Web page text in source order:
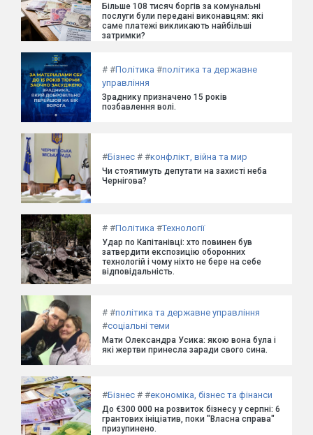
Більше 108 тисяч боргів за комунальні
послуги були передані виконавцям: які
саме платежі викликають найбільші
затримки?
# #Політика #політика та державне
управління
Зраднику призначено 15 років
позбавлення волі.
#Бізнес # #конфлікт, війна та мир
Чи стоятимуть депутати на захисті неба
Чернігова?
# #Політика #Технології
Удар по Капітанівці: хто повинен був
затвердити експозицію оборонних
технологій і чому ніхто не бере на себе
відповідальність.
# #політика та державне управління
#соціальні теми
Мати Олександра Усика: якою вона була і
які жертви принесла заради свого сина.
#Бізнес # #економіка, бізнес та фінанси
До €300 000 на розвиток бізнесу у серпні: 6
грантових ініціатив, поки "Власна справа"
призупинено.